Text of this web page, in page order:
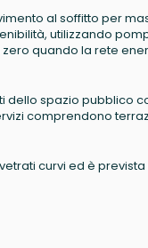
al soffitto per
utilizzando
quando la rete
dello spazio pubblico
comprendono
curvi ed è